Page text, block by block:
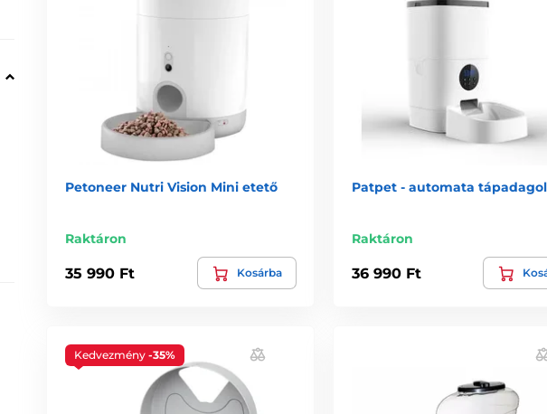
Petoneer Nutri Vision Mini etető
Raktáron
35 990 Ft Kosárba
Patpet - automata
Raktáron
36 990 Ft
Kedvezmény -35%